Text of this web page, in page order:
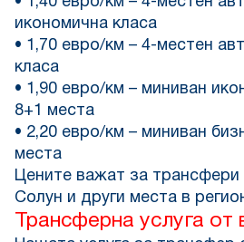
икономична класа
• 1,70 евро/км – 4-местен
класа
• 1,90 евро/км – миниван
8+1 места
• 2,20 евро/км – миниван
места
Цените важат за
Солун и други места в
Трансферна услуга от